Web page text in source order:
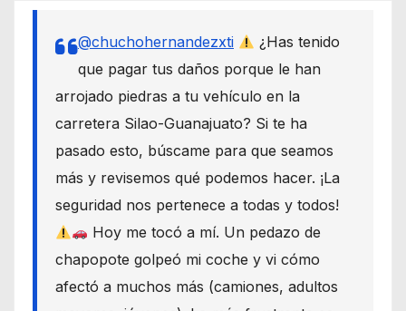
@chuchohernandezxti
¿Has tenido
que pagar tus daños porque le han
arrojado piedras a tu vehículo en la
carretera Silao-Guanajuato? Si te ha
pasado esto, búscame para que seamos
más y revisemos qué podemos hacer. ¡La
seguridad nos pertenece a todas y todos!
Hoy me tocó a mí. Un pedazo de
chapopote golpeó mi coche y vi cómo
afectó a muchos más (camiones, adultos